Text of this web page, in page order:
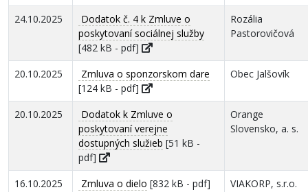
24.10.2025
Dodatok č. 4 k Zmluve o
poskytovaní sociálnej služby
[482 kB - pdf]
Rozália
Pastorovičová
20.10.2025
Zmluva o sponzorskom dare
[124 kB - pdf]
Obec Jalšovík
20.10.2025
Dodatok k Zmluve o
poskytovaní verejne
dostupných služieb [51 kB -
pdf]
Orange
Slovensko, a. s.
16.10.2025 Zmluva o dielo [832 kB - pdf] VIAKORP, s.r.o.